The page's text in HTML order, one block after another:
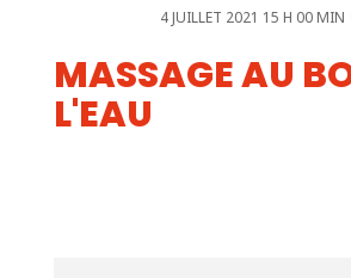
4 JUILLET 2021 15 H 00 MIN
MASSAGE AU
L'EAU